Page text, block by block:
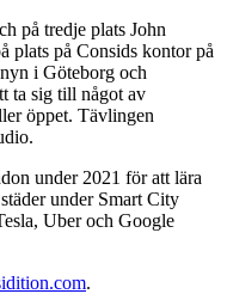
på tredje plats John
plats på Consids kontor på
i Göteborg och
ta sig till något av
öppet. Tävlingen
under 2021 för att lära
under Smart City
Uber och Google
.